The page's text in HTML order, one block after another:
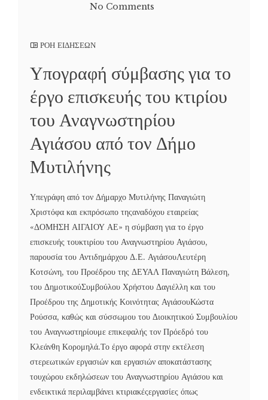
No Comments
ΡΟΗ ΕΙΔΗΣΕΩΝ
Υπογραφή σύμβασης για το
έργο επισκευής του κτιρίου
του Αναγνωστηρίου
Αγιάσου από τον Δήμο
Μυτιλήνης
Υπεγράφη από τον Δήμαρχο Μυτιλήνης Παναγιώτη
Χριστόφα και εκπρόσωπο τηςαναδόχου εταιρείας
«ΔΟΜΗΣΗ ΑΙΓΑΙΟΥ ΑΕ» η σύμβαση για το έργο
επισκευής τουκτιρίου του Αναγνωστηρίου Αγιάσου,
παρουσία του Αντιδημάρχου Δ.Ε. ΑγιάσουΛευτέρη
Κοτσώνη, του Προέδρου της ΔΕΥΑΛ Παναγιώτη Βάλεση,
του ΔημοτικούΣυμβούλου Χρήστου Δαγιέλλη και του
Προέδρου της Δημοτικής Κοινότητας ΑγιάσουΚώστα
Ρούσσα, καθώς και σύσσωμου του Διοικητικού Συμβουλίου
του Αναγνωστηρίουμε επικεφαλής τον Πρόεδρό του
Κλεάνθη Κορομηλά.Το έργο αφορά στην εκτέλεση
στερεωτικών εργασιών και εργασιών αποκατάστασης
τουχώρου εκδηλώσεων του Αναγνωστηρίου Αγιάσου και
ενδεικτικά περιλαμβάνει κτιριακέςεργασίες όπως